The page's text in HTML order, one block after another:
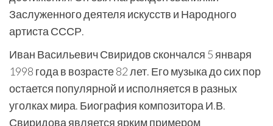
Заслуженного деятеля искусств и Народного
артиста СССР.
Иван Васильевич Свиридов скончался 5 января
1998 года в возрасте 82 лет. Его музыка до сих пор
остается популярной и исполняется в разных
уголках мира. Биография композитора И.В.
Свиридова является ярким примером